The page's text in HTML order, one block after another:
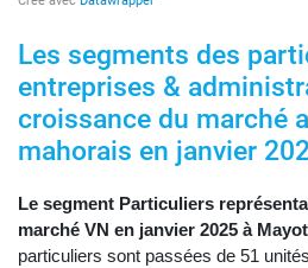
Les segments des
entreprises &
croissance du marché
mahorais en janvier
Le segment Particuliers
marché VN en janvier 2025 à
particuliers sont passées de 51